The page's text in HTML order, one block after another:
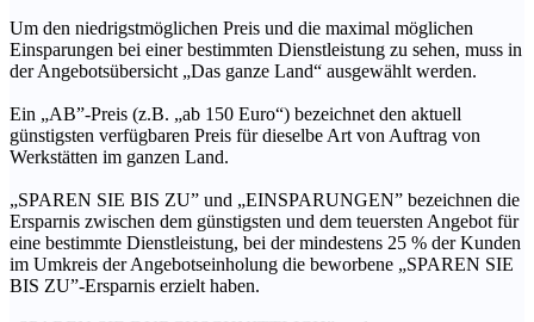
Um den niedrigstmöglichen Preis und die maximal möglichen
Einsparungen bei einer bestimmten Dienstleistung zu sehen, muss in
der Angebotsübersicht „Das ganze Land“ ausgewählt werden.
Ein „AB”-Preis (z.B. „ab 150 Euro“) bezeichnet den aktuell
günstigsten verfügbaren Preis für dieselbe Art von Auftrag von
Werkstätten im ganzen Land.
„SPAREN SIE BIS ZU” und „EINSPARUNGEN” bezeichnen die
Ersparnis zwischen dem günstigsten und dem teuersten Angebot für
eine bestimmte Dienstleistung, bei der mindestens 25 % der Kunden
im Umkreis der Angebotseinholung die beworbene „SPAREN SIE
BIS ZU”-Ersparnis erzielt haben.